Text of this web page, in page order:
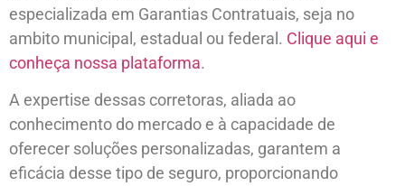
especializada em Garantias Contratuais, seja no
ambito municipal, estadual ou federal. Clique aqui e
conheça nossa plataforma.
A expertise dessas corretoras, aliada ao
conhecimento do mercado e à capacidade de
oferecer soluções personalizadas, garantem a
eficácia desse tipo de seguro, proporcionando